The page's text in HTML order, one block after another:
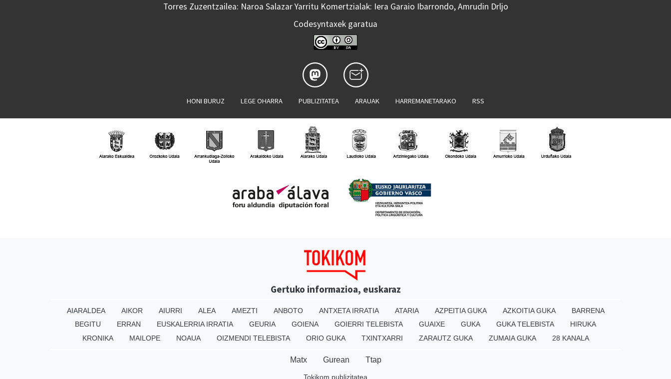
Torres Zuzentzailea: Naroa Salazar Yarritu Komertzialak: Iera Garaio Ibarrondo, Amrudin Drljo
Codesyntaxek garatua
HONI BURUZ LEGE OHARRA PUBLIZITATEA ARAUAK HARREMANETARAKO RSS
Gertuko informazioa, euskaraz
AIARALDEA AIKOR AIURRI ALEA AMEZTI ANBOTO ANTXETA IRRATIA ATARIA AZPEITIA GUKA AZKOITIA GUKA
BARRENA
BEGITU
ERRAN EUSKALERRIA IRRATIA GEURIA GOIENA GOIERRI TELEBISTA GUAIXE GUKA GUKA TELEBISTA
HIRUKA
KRONIKA
MAILOPE NOAUA OIZMENDI TELEBISTA ORIO GUKA TXINTXARRI ZARAUTZ GUKA ZUMAIA GUKA 28 KANALA
Matx Gurean Ttap
Tokikom publizitatea